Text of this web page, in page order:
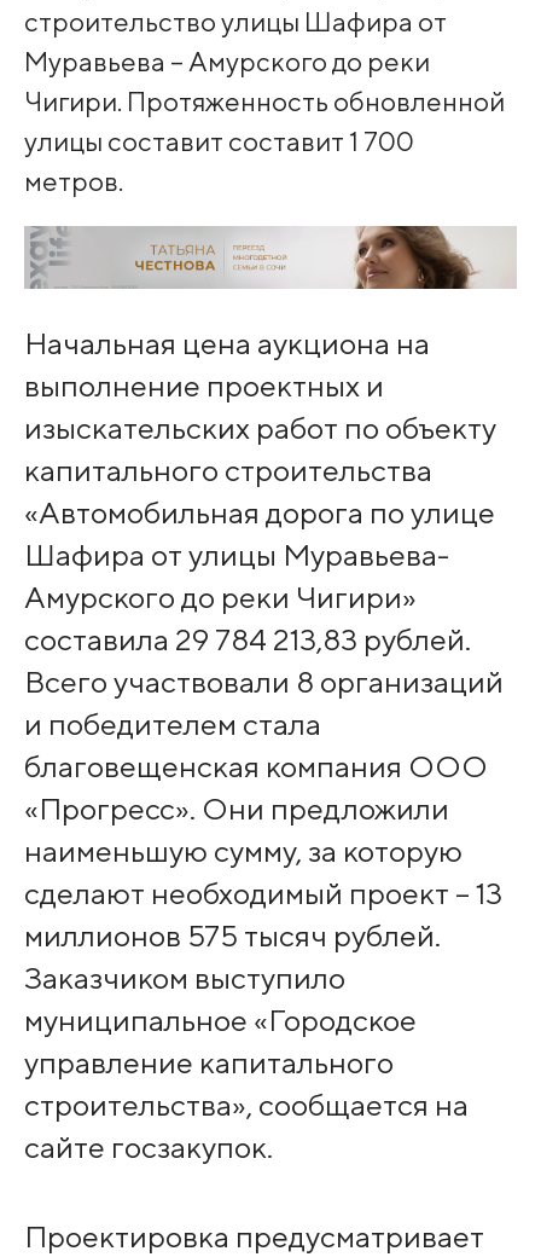
строительство улицы Шафира от
Муравьева – Амурского до реки
Чигири. Протяженность обновленной
улицы составит составит 1 700
метров.
Начальная цена аукциона на
выполнение проектных и
изыскательских работ по объекту
капитального строительства
«Автомобильная дорога по улице
Шафира от улицы Муравьева-
Амурского до реки Чигири»
составила 29 784 213,83 рублей.
Всего участвовали 8 организаций
и победителем стала
благовещенская компания ООО
«Прогресс». Они предложили
наименьшую сумму, за которую
сделают необходимый проект – 13
миллионов 575 тысяч рублей.
Заказчиком выступило
муниципальное «Городское
управление капитального
строительства», сообщается на
сайте госзакупок.
Проектировка предусматривает